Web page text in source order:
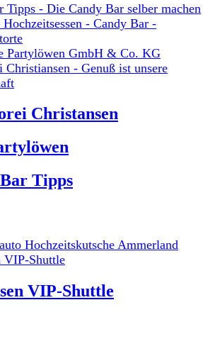
Tipps - Die Candy Bar selber machen
- Candy Bar -
Partylöwen GmbH & Co. KG
Christiansen - Genuß ist unsere
Christansen
Tipps
Hochzeitskutsche Ammerland
VIP-Shuttle
VIP-Shuttle